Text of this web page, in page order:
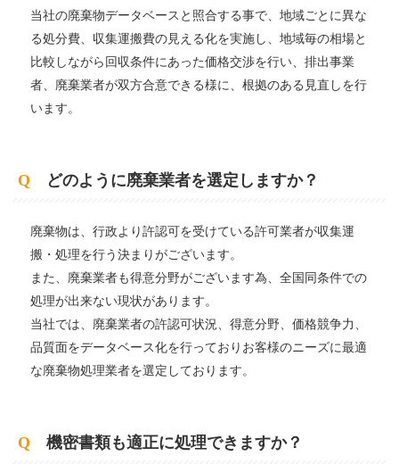
当社の廃棄物データベースと照合する事で、地域ごとに異な
る処分費、収集運搬費の見える化を実施し、地域毎の相場と
比較しながら回収条件にあった価格交渉を行い、排出事業
者、廃棄業者が双方合意できる様に、根拠のある見直しを行
います。
Q どのように廃棄業者を選定しますか？
廃棄物は、行政より許認可を受けている許可業者が収集運
搬・処理を行う決まりがございます。
また、廃棄業者も得意分野がございます為、全国同条件での
処理が出来ない現状があります。
当社では、廃棄業者の許認可状況、得意分野、価格競争力、
品質面をデータベース化を行っておりお客様のニーズに最適
な廃棄物処理業者を選定しております。
Q 機密書類も適正に処理できますか？